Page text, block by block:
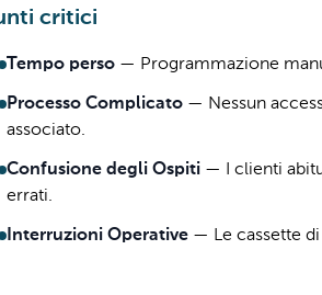
critici
Tempo perso — Programmazione
Processo Complicato — Nessun
associato.
Confusione degli Ospiti — I clienti
errati.
Interruzioni Operative — Le cassette